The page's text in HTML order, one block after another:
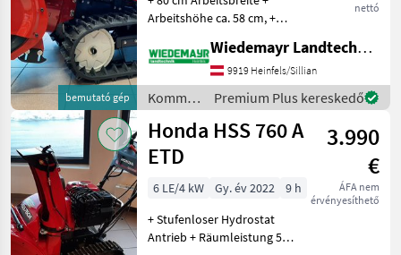
bemutató gép
nettó
Arbeitshöhe ca. 58 cm, +
elektrisch verstellbar
(drehbar und Klappe
verstellbar) +
Raupenfahrwerk (auch
Stiegen befahrb
Wiedemayr Landtechnik GmbH
9919 Heinfels/Sillian
Kommunális
gépek /
Honda
Premium Plus kereskedő
Honda HSS 760 A
ETD
3.990
€
ÁFA nem
érvényesíthető
6 LE/4 kW Gy. év 2022
9 h
+ Stufenloser Hydrostat
Antrieb + Räumleistung 52